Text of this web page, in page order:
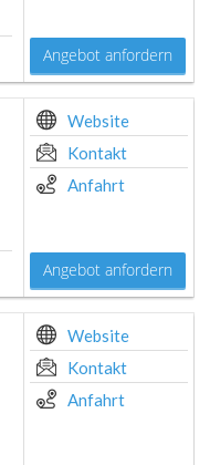
Angebot anfordern
Website
Kontakt
Anfahrt
Angebot anfordern
Website
Kontakt
Anfahrt